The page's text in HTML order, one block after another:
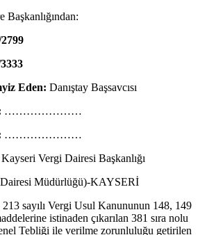
Başkanlığından:
Eden: Danıştay Başsavcısı
…………………
…………………
Kayseri Vergi Dairesi Başkanlığı
Müdürlüğü)-KAYSERİ
213 sayılı Vergi Usul Kanununun 148, 149
istinaden çıkarılan 381 sıra nolu
Tebliği ile verilme zorunluluğu getirilen